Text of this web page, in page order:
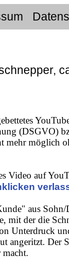
(DSGVO)
mehr möglich
Video auf
aus
mit der die
Unterdruck
angeritzt. Der
macht.